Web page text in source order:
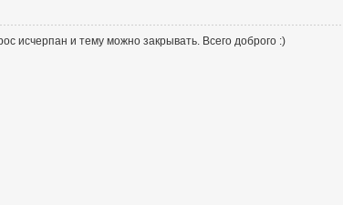
исчерпан и тему можно закрывать. Всего доброго :)